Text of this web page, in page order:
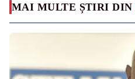
MAI MULTE ȘTIRI DIN